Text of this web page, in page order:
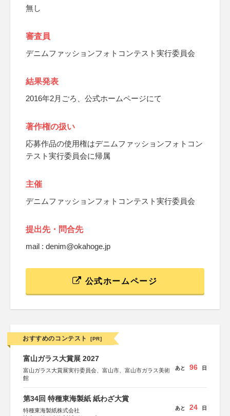
無し
審査員
デニムファッションフォトコンテスト実行委員会
結果発表
2016年2月ごろ、公式ホームページにて
著作権の扱い
応募作品の使用権はデニムファッションフォトコン
テスト実行委員会に帰属
主催
デニムファッションフォトコンテスト実行委員会
提出先・問合先
mail : denim@okahoge.jp
公式ホームページ
おすすめのコンテスト [PR]
富山ガラス大賞展 2027
富山ガラス大賞展実行委員会、富山市、富山市ガラス美術
館
あと 96 日
第34回 特種東海製紙 紙わざ大賞
特種東海製紙株式会社
あと 24 日